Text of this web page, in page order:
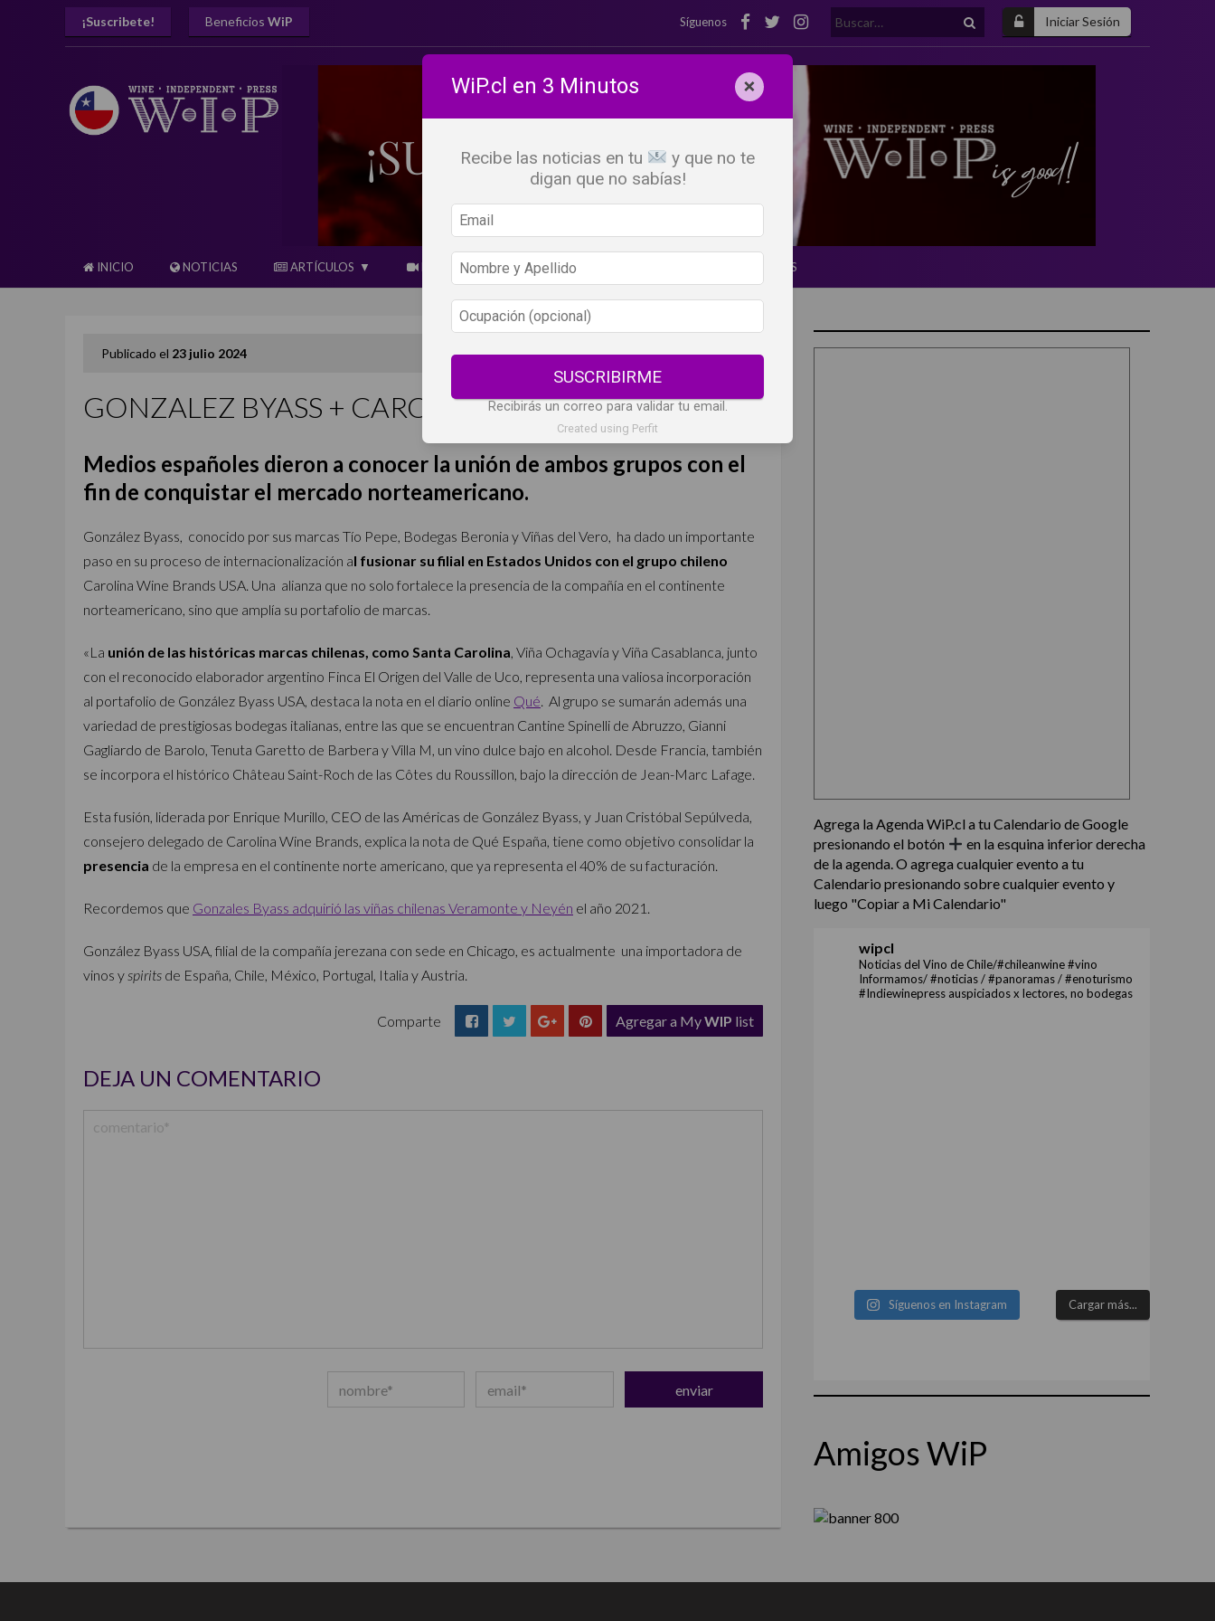
Iniciar Sesión
¡Suscribete! Beneficios WiP Buscar:
Síguenos
INICIO NOTICIAS ARTÍCULOS BEBER X LOS OJOS GLOSARIO DEL VINO PANORAMAS
Publicado el 23 julio 2024
GONZALEZ BYASS + CAROLINA WINE BRANDS USA
Medios españoles dieron a conocer la unión de ambos grupos con el
fin de conquistar el mercado norteamericano.
González Byass, conocido por sus marcas Tío Pepe, Bodegas Beronia y Viñas del Vero, ha dado un importante
paso en su proceso de internacionalización al fusionar su filial en Estados Unidos con el grupo chileno
Carolina Wine Brands USA. Una alianza que no solo fortalece la presencia de la compañía en el continente
norteamericano, sino que amplía su portafolio de marcas.
«La unión de las históricas marcas chilenas, como Santa Carolina, Viña Ochagavía y Viña Casablanca, junto
con el reconocido elaborador argentino Finca El Origen del Valle de Uco, representa una valiosa incorporación
al portafolio de González Byass USA, destaca la nota en el diario online Qué. Al grupo se sumarán además una
variedad de prestigiosas bodegas italianas, entre las que se encuentran Cantine Spinelli de Abruzzo, Gianni
Gagliardo de Barolo, Tenuta Garetto de Barbera y Villa M, un vino dulce bajo en alcohol. Desde Francia, también
se incorpora el histórico Château Saint-Roch de las Côtes du Roussillon, bajo la dirección de Jean-Marc Lafage.
Esta fusión, liderada por Enrique Murillo, CEO de las Américas de González Byass, y Juan Cristóbal Sepúlveda,
consejero delegado de Carolina Wine Brands, explica la nota de Qué España, tiene como objetivo consolidar la
presencia de la empresa en el continente norte americano, que ya representa el 40% de su facturación.
Recordemos que Gonzales Byass adquirió las viñas chilenas Veramonte y Neyén el año 2021.
González Byass USA, filial de la compañía jerezana con sede en Chicago, es actualmente una importadora de
vinos y spirits de España, Chile, México, Portugal, Italia y Austria.
Comparte Agregar a MyWIP list
DEJA UN COMENTARIO
Agrega la Agenda WiP.cl a tu Calendario de Google
presionando el botón
en la esquina inferior derecha
de la agenda. O agrega cualquier evento a tu
Calendario presionando sobre cualquier evento y
luego "Copiar a Mi Calendario"
wipcl
Noticias del Vino de Chile/#chileanwine #vino
Informamos/ #noticias / #panoramas / #enoturismo
#Indiewinepress auspiciados x lectores, no bodegas
Cargar más...
Síguenos en Instagram
Amigos WiP
WiP.cl en 3 Minutos ×
Recibe las noticias en tu
y que no te
digan que no sabías!
SUSCRIBIRME
Recibirás un correo para validar tu email.
Created using Perfit